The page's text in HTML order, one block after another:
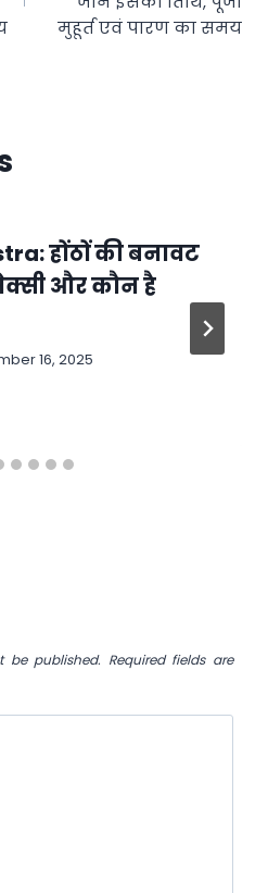
मुहूर्त एवं पारण का समय
होंठों की बनावट
और कौन है
16, 2025
be published. Required fields are